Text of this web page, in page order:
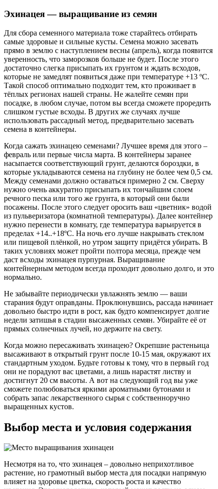
Эхинацея — выращивание из семян
Для сбора семенного материала тоже старайтесь отбирать
самые здоровые и сильные кусты. Семена можно засевать
прямо в землю с наступлением весны (апрель), когда появится
уверенность, что заморозков больше не будет. После этого
достаточно слегка присыпать их грунтом и ждать всходов,
которые не замедлят появиться даже при температуре +13 ºC.
Такой способ оптимально подходит тем, кто проживает в
тёплых регионах нашей страны. Не жалейте семян при
посадке, в любом случае, потом вы всегда сможете проредить
слишком густые всходы. В других же случаях лучше
использовать рассадный метод, предварительно засевать
семена в контейнеры.
Когда сажать эхинацею семенами? Лучшее время для этого –
февраль или первые числа марта. В контейнеры заранее
насыпается соответствующий грунт, делаются бороздки, в
которые укладываются семена на глубину не более чем 0,5 см.
Между семенами должно оставаться примерно 2 см. Сверху
нужно очень аккуратно присыпать их тончайшим слоем
речного песка или того же грунта, в который они были
посажены. После этого следует оросить ваш «цветник» водой
из пульверизатора (комнатной температуры). Далее контейнер
нужно перенести в комнату, где температура варьируется в
пределах +14..+18ºC. На ночь его лучше накрывать стеклом
или пищевой плёнкой, но утром защиту придётся убирать. В
таких условиях может пройти полтора месяца, прежде чем
даст всходы эхинацея пурпурная. Выращивание
контейнерным методом всегда проходит довольно долго, и это
нормально.
Не забывайте периодически увлажнять землю — ваши
старания будут оправданы. Проклюнувшись, рассада начинает
довольно быстро идти в рост, как будто компенсирует долгие
недели затишья в стадии высаженных семян. Убирайте её от
прямых солнечных лучей, но держите на свету.
Когда можно пересаживать эхинацею? Окрепшие растеньица
высаживают в открытый грунт после 10-15 мая, окружают их
стандартным уходом. Будьте готовы к тому, что в первый год
они не порадуют вас цветами, а лишь нарастят листву и
достигнут 20 см высоты. А вот на следующий год вы уже
сможете полюбоваться яркими ароматными бутонами и
собрать запас лекарственного сырья с собственноручно
выращенных кустов.
Выбор места и условия содержания
Несмотря на то, что эхинацея – довольно неприхотливое
растение, но грамотный выбор места для посадки напрямую
влияет на здоровье цветка, скорость роста и качество